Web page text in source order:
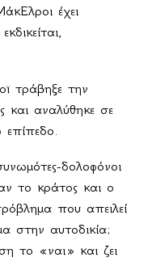
έχει
τράβηξε την
και αναλύθηκε σε
επίπεδο.
δολοφόνοι
το κράτος και ο
που απειλεί
στην αυτοδικία;
το «ναι» και ζει